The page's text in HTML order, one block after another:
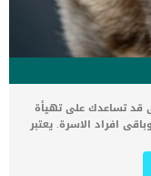
قد تساعدك على تهيأة
افراد الاسرة. يعتبر
والقطط. كما ان القلب